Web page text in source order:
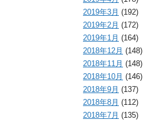
2019年3月 (192)
2019年2月 (172)
2019年1月 (164)
2018年12月 (148)
2018年11月 (148)
2018年10月 (146)
2018年9月 (137)
2018年8月 (112)
2018年7月 (135)